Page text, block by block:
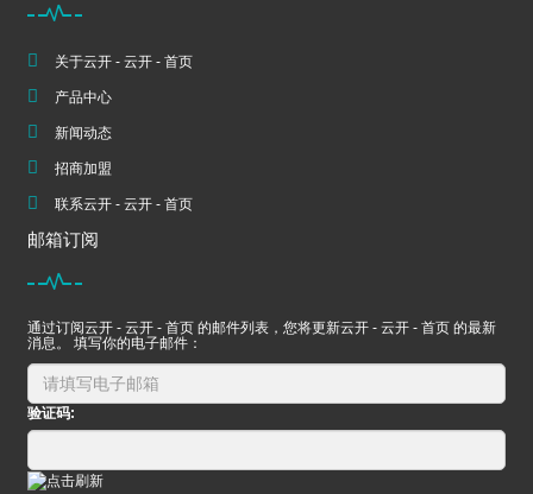
关于云开 - 云开 - 首页
产品中心
新闻动态
招商加盟
联系云开 - 云开 - 首页
邮箱订阅
通过订阅云开 - 云开 - 首页 的邮件列表，您将更新云开 - 云开 - 首页 的最新
消息。 填写你的电子邮件：
验证码: